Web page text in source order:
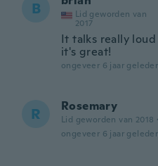
B
Lid geworden van
2017
It talks really
it's great!
ongeveer 6 jaar
R Rosemary
Lid geworden van 2018 ·
ongeveer 6 jaar